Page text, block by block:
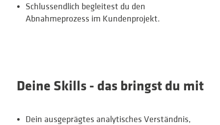
Schlussendlich begleitest du den
Abnahmeprozess im Kundenprojekt.
Deine Skills - das bringst du mit
Dein ausgeprägtes analytisches Verständnis,